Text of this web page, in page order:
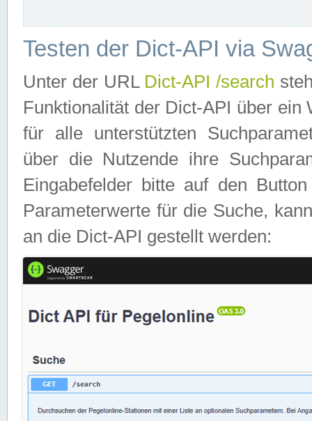
Testen der Dict-API via
Unter der URL Dict-API /search
Funktionalität der Dict-API über
für alle unterstützten
über die Nutzende ihre
Eingabefelder bitte auf den
Parameterwerte für die Suche,
an die Dict-API gestellt werden: